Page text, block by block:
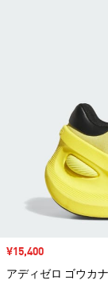
セール価格
¥15,400
アディゼロ ゴウカ